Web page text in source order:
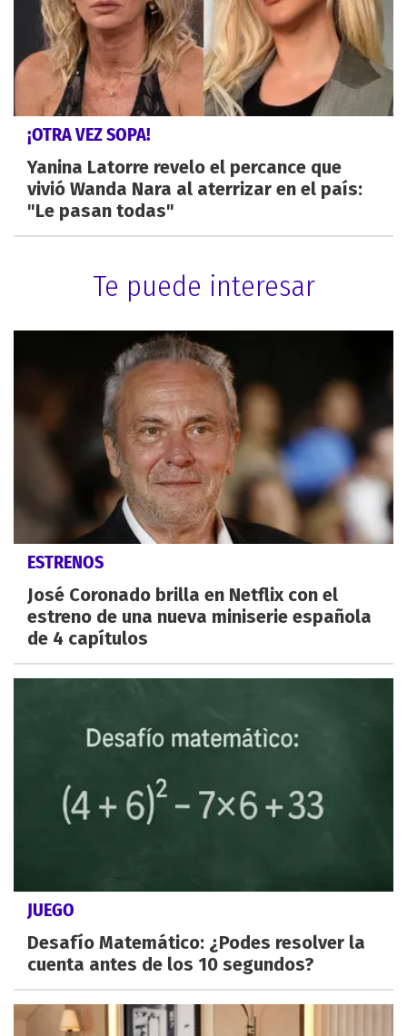
¡OTRA VEZ SOPA!
Yanina Latorre revelo el percance que
vivió Wanda Nara al aterrizar en el país:
"Le pasan todas"
Te puede interesar
ESTRENOS
José Coronado brilla en Netflix con el
estreno de una nueva miniserie española
de 4 capítulos
JUEGO
Desafío Matemático: ¿Podes resolver la
cuenta antes de los 10 segundos?